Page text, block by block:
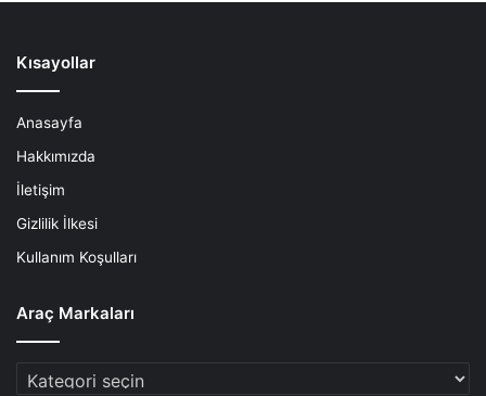
Kısayollar
Anasayfa
Hakkımızda
İletişim
Gizlilik İlkesi
Kullanım Koşulları
Araç Markaları
Araç